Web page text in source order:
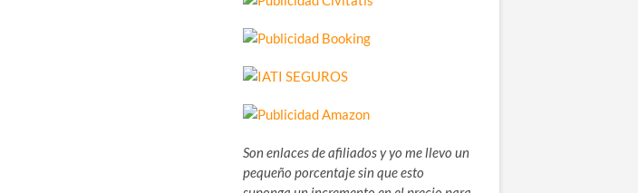
Son enlaces de afiliados y yo me llevo un
pequeño porcentaje sin que esto